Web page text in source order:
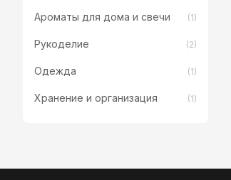
Ароматы для дома и свечи (1)
Рукоделие (2)
Одежда (1)
Хранение и организация (1)